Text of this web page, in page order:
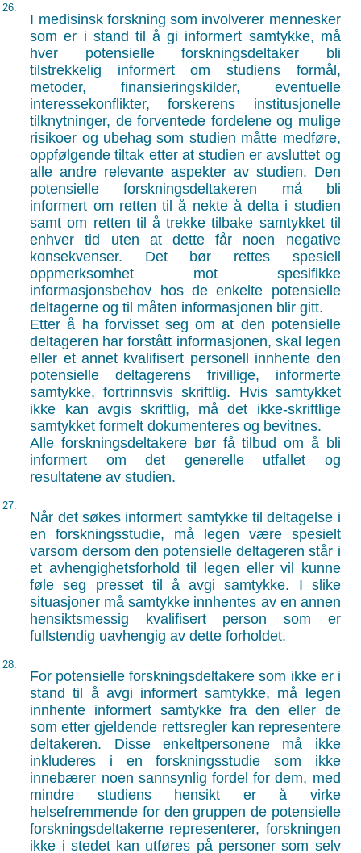
26.
I medisinsk forskning som involverer mennesker
som er i stand til å gi informert samtykke, må
hver potensielle forskningsdeltaker bli
tilstrekkelig informert om studiens formål,
metoder, finansieringskilder, eventuelle
interessekonflikter, forskerens institusjonelle
tilknytninger, de forventede fordelene og mulige
risikoer og ubehag som studien måtte medføre,
oppfølgende tiltak etter at studien er avsluttet og
alle andre relevante aspekter av studien. Den
potensielle forskningsdeltakeren må bli
informert om retten til å nekte å delta i studien
samt om retten til å trekke tilbake samtykket til
enhver tid uten at dette får noen negative
konsekvenser. Det bør rettes spesiell
oppmerksomhet mot spesifikke
informasjonsbehov hos de enkelte potensielle
deltagerne og til måten informasjonen blir gitt.
Etter å ha forvisset seg om at den potensielle
deltageren har forstått informasjonen, skal legen
eller et annet kvalifisert personell innhente den
potensielle deltagerens frivillige, informerte
samtykke, fortrinnsvis skriftlig. Hvis samtykket
ikke kan avgis skriftlig, må det ikke-skriftlige
samtykket formelt dokumenteres og bevitnes.
Alle forskningsdeltakere bør få tilbud om å bli
informert om det generelle utfallet og
resultatene av studien.
27.
Når det søkes informert samtykke til deltagelse i
en forskningsstudie, må legen være spesielt
varsom dersom den potensielle deltageren står i
et avhengighetsforhold til legen eller vil kunne
føle seg presset til å avgi samtykke. I slike
situasjoner må samtykke innhentes av en annen
hensiktsmessig kvalifisert person som er
fullstendig uavhengig av dette forholdet.
28.
For potensielle forskningsdeltakere som ikke er i
stand til å avgi informert samtykke, må legen
innhente informert samtykke fra den eller de
som etter gjeldende rettsregler kan representere
deltakeren. Disse enkeltpersonene må ikke
inkluderes i en forskningsstudie som ikke
innebærer noen sannsynlig fordel for dem, med
mindre studiens hensikt er å virke
helsefremmende for den gruppen de potensielle
forskningsdeltakerne representerer, forskningen
ikke i stedet kan utføres på personer som selv